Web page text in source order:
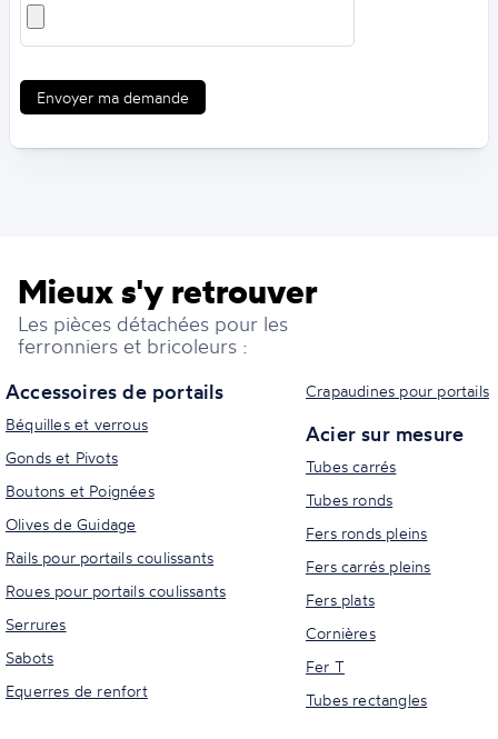
Envoyer ma demande
Mieux s'y retrouver
Les pièces détachées pour les
ferronniers et bricoleurs :
Accessoires de portails
Béquilles et verrous
Gonds et Pivots
Boutons et Poignées
Olives de Guidage
Rails pour portails coulissants
Roues pour portails coulissants
Serrures
Sabots
Equerres de renfort
Crapaudines pour portails
Acier sur mesure
Tubes carrés
Tubes ronds
Fers ronds pleins
Fers carrés pleins
Fers plats
Cornières
Fer T
Tubes rectangles